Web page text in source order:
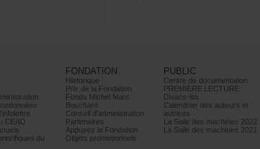
FONDATION
Historique
PrixdelaFondation
FondsMichelMarc
Bouchard
Conseild’administration
Partenaires
AppuyezlaFondation
Objetspromotionnels
PUBLIC
Centrededocumentation
PREMIÈRELECTURE
Divans-lits
Calendrierdesauteurset
autrices
LaSalledesmachines2022
LaSalledesmachines2021